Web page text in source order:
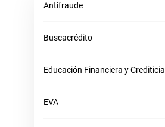
Antifraude
Buscacrédito
Educación Financiera y Crediticia
EVA